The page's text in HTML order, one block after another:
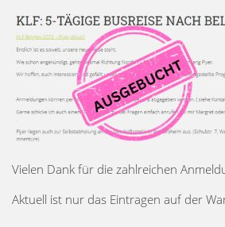
Vielen Dank für die zahlreichen
Aktuell ist nur das Eintragen auf der